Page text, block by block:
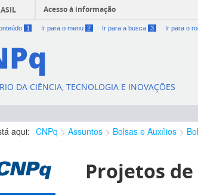
Acesso à informação
1 Ir para o menu 2 Ir para a busca 3 Ir para o
DA CIÊNCIA, TECNOLOGIA E INOVAÇÕES
aqui: CNPq Assuntos Bolsas e Auxílios
Projetos de